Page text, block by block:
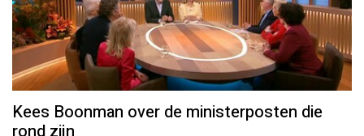
Kees Boonman over de ministerposten die
rond zijn